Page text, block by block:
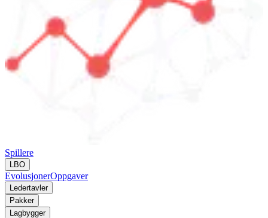
Spillere
LBO
EvolusjonerOppgaver
Ledertavler
Pakker
Lagbygger